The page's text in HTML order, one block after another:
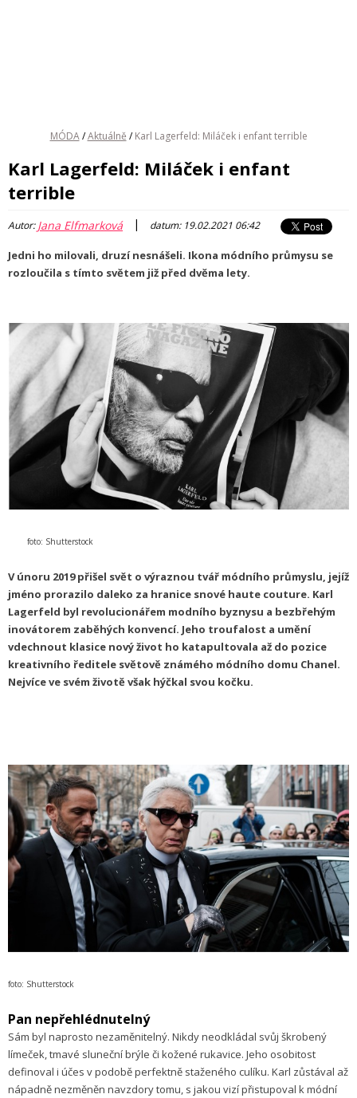
MÓDA / Aktuálně / Karl Lagerfeld: Miláček i enfant terrible
Karl Lagerfeld: Miláček i enfant
terrible
Autor:Jana Elfmarková | datum: 19.02.2021 06:42
Jedni ho milovali, druzí nesnášeli. Ikona módního průmysu se
rozloučila s tímto světem již před dvěma lety.
foto: Shutterstock
V únoru 2019 přišel svět o výraznou tvář módního průmyslu, jejíž
jméno prorazilo daleko za hranice snové haute couture. Karl
Lagerfeld byl revolucionářem modního byznysu a bezbřehým
inovátorem zaběhých konvencí. Jeho troufalost a umění
vdechnout klasice nový život ho katapultovala až do pozice
kreativního ředitele světově známého módního domu Chanel.
Nejvíce ve svém životě však hýčkal svou kočku.
foto: Shutterstock
Pan nepřehlédnutelný
Sám byl naprosto nezaměnitelný. Nikdy neodkládal svůj škrobený
límeček, tmavé sluneční brýle či kožené rukavice. Jeho osobitost
definoval i účes v podobě perfektně staženého culíku. Karl zůstával až
nápadně nezměněn navzdory tomu, s jakou vizí přistupoval k módní